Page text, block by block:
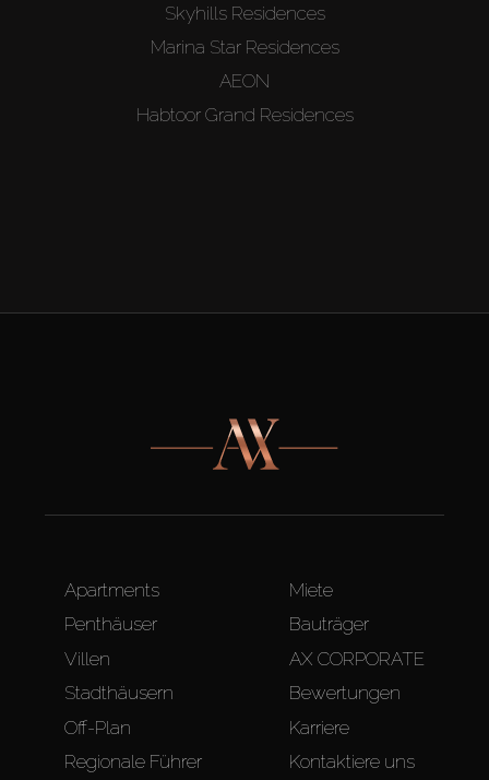
Skyhills Residences
Marina Star Residences
AEON
Habtoor Grand Residences
Apartments
Penthäuser
Villen
Stadthäusern
Off-Plan
Regionale Führer
Miete
Bauträger
AX CORPORATE
Bewertungen
Karriere
Kontaktiere uns